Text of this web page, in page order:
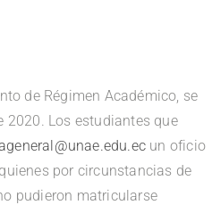
de Régimen Académico, se
2020. Los estudiantes que
un oficio
por circunstancias de
pudieron matricularse